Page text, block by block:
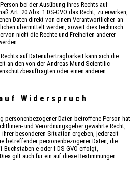
bei der Ausübung ihres Rechts auf
Art. 20 Abs. 1 DS-GVO das Recht, zu erwirken,
Daten direkt von einem Verantwortlichen an
übermittelt werden, soweit dies technisch
nicht die Rechte und Freiheiten anderer
auf Datenübertragbarkeit kann sich die
an den von der Andreas Mund Scientific
oder einen anderen
Widerspruch
personenbezogener Daten betroffene Person hat
und Verordnungsgeber gewährte Recht,
ihrer besonderen Situation ergeben, jederzeit
betreffender personenbezogener Daten, die
Buchstaben e oder f DS-GVO erfolgt,
gilt auch für ein auf diese Bestimmungen